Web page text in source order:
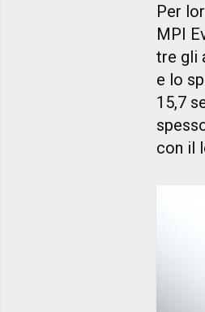
Per
MPI
tre gli
e lo
15,7
con il